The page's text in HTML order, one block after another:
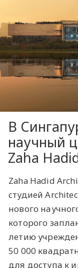
В
научный
Zaha
Zaha Hadid
студией
нового
которого
летию
50 000
для доступа к